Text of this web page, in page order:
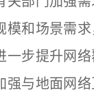
模和场景需
一步提升网
强与地面网